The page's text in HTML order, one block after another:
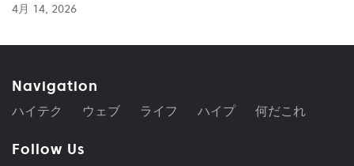
4月 14, 2026
Navigation
ハイテク ウェブ ライフ ハイプ 何だこれ
Follow Us